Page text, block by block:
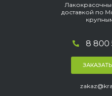
доставкой по
8 800